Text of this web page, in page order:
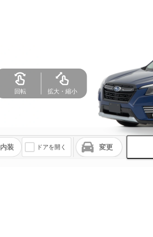
内装 ドアを開く 変更
回転 拡大・縮小